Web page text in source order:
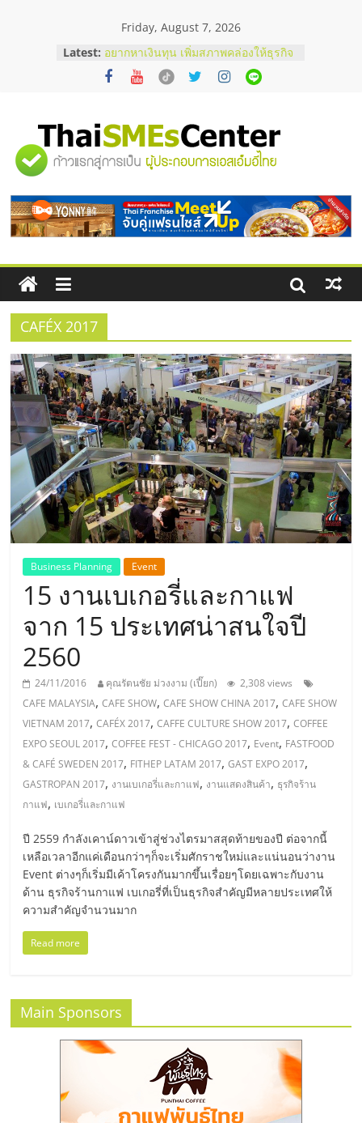
Friday, August 7, 2026
Latest: อยากหาเงินทุน เพิ่มสภาพคล่องให้ธุรกิจ
เริ่มยังไงให้ผ่านฉลุย
สัมมนาออนไลน์ โอกาสบริหารสถานี
ThaiFranchise Meet Up จับคู่แฟรน
ไชส์ ครั้งที่ 8
ร้านเครื่องเสียงคุณภาพสูง พร้อม
บริษัท Cybersecurity ในไทยที่ไหนดี?
วิธีเลือกผู้ให้บริการให้คุ้มค่าและตอบ
โจทย์ธุรกิจ
"ศูนย์
รวม
ข้อมูล
ธุรกิจ
SME
แห่ง
ประเทศไทย,
ThaiSMEsCenter,
รวม
ธุรกิจ
เอ
ส
เอ็
มอี
ไทย,
SMEs,
แฟ
รน
ไชส์,
ที่
ปรึกษา
แฟ
CAFÉX 2017
Business Planning Event
15 งานเบเกอรี่และกาแฟ
จาก 15 ประเทศน่าสนใจปี
2560
24/11/2016 คุณรัตนชัย ม่วงงาม (เปี๊ยก)
2,308 views
CAFE MALAYSIA,CAFE SHOW,CAFE SHOW CHINA 2017,CAFE SHOW
VIETNAM 2017,CAFÉX 2017,CAFFE CULTURE SHOW 2017,COFFEE
EXPO SEOUL 2017,COFFEE FEST - CHICAGO 2017, Event, FASTFOOD
& CAFÉ SWEDEN 2017, FITHEP LATAM 2017,GAST EXPO 2017,
GASTROPAN 2017, งานเบเกอรี่และกาแฟ, งานแสดงสินค้า, ธุรกิจร้าน
กาแฟ, เบเกอรี่และกาแฟ
ปี 2559 กำลังเคาน์ดาวเข้าสู่ช่วงไตรมาสสุดท้ายของปี ต่อจากนี้
เหลือเวลาอีกแค่เดือนกว่าๆก็จะเริ่มศักราชใหม่และแน่นอนว่างาน
Event ต่างๆก็เริ่มมีเค้าโครงกันมากขึ้นเรื่อยๆโดยเฉพาะกับงาน
ด้าน ธุรกิจร้านกาแฟ เบเกอรี่ที่เป็นธุรกิจสำคัญมีหลายประเทศให้
ความสำคัญจำนวนมาก
Read more
Main Sponsors